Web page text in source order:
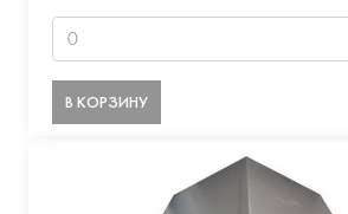
В КОРЗИНУ